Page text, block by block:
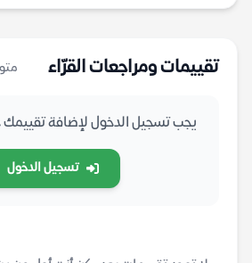
تقييمات ومراجعات القرّاء
يجب تسجيل الدخول لإضافة تقييمك
تسجيل الدخول